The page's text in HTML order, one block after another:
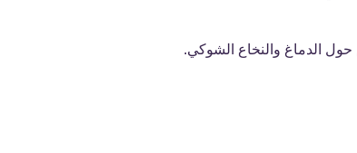
حول الدماغ والنخاع الشوكي.